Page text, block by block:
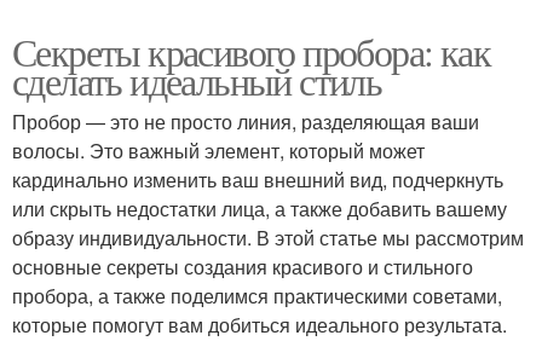
Секреты красивого пробора: как
сделать идеальный стиль
Пробор — это не просто линия, разделяющая ваши
волосы. Это важный элемент, который может
кардинально изменить ваш внешний вид, подчеркнуть
или скрыть недостатки лица, а также добавить вашему
образу индивидуальности. В этой статье мы рассмотрим
основные секреты создания красивого и стильного
пробора, а также поделимся практическими советами,
которые помогут вам добиться идеального результата.